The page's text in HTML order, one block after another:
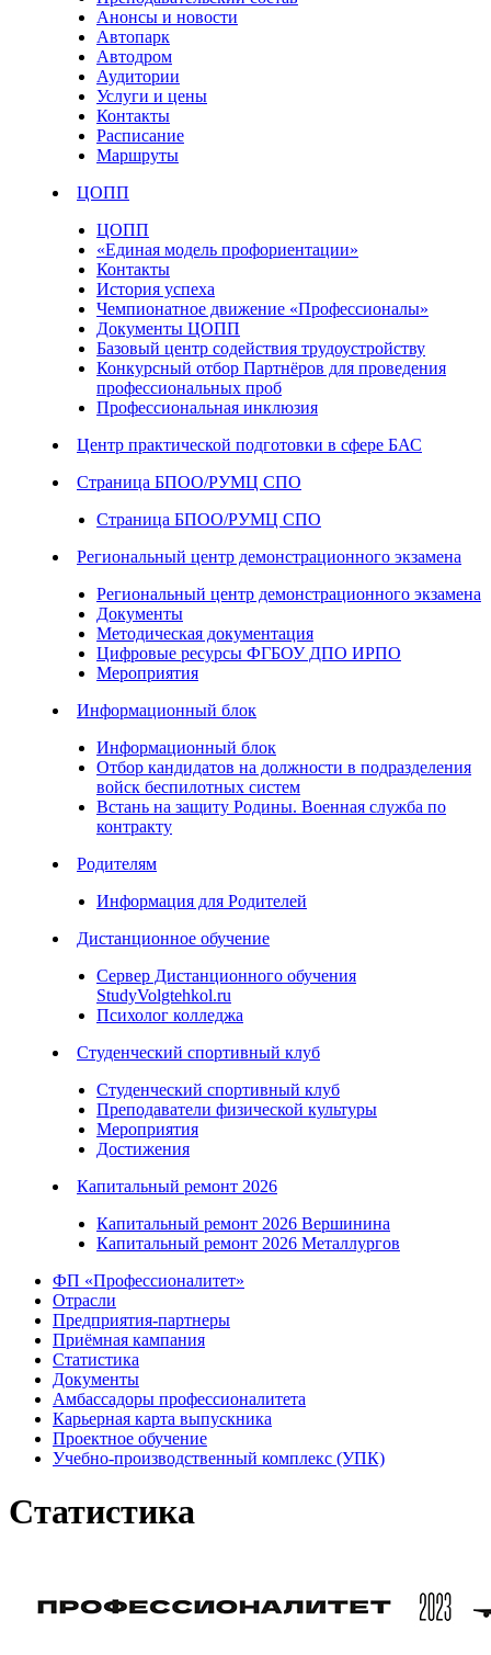
Анонсы и новости
Автопарк
Автодром
Аудитории
Услуги и цены
Контакты
Расписание
Маршруты
ЦОПП
ЦОПП
«Единая модель профориентации»
Контакты
История успеха
Чемпионатное движение «Профессионалы»
Документы ЦОПП
Базовый центр содействия трудоустройству
Конкурсный отбор Партнёров для проведения
профессиональных проб
Профессиональная инклюзия
Центр практической подготовки в сфере БАС
Страница БПОО/РУМЦ СПО
Страница БПОО/РУМЦ СПО
Региональный центр демонстрационного экзамена
Региональный центр демонстрационного экзамена
Документы
Методическая документация
Цифровые ресурсы ФГБОУ ДПО ИРПО
Мероприятия
Информационный блок
Информационный блок
Отбор кандидатов на должности в подразделения
войск беспилотных систем
Встань на защиту Родины. Военная служба по
контракту
Родителям
Информация для Родителей
Дистанционное обучение
Сервер Дистанционного обучения
StudyVolgtehkol.ru
Психолог колледжа
Студенческий спортивный клуб
Студенческий спортивный клуб
Преподаватели физической культуры
Мероприятия
Достижения
Капитальный ремонт 2026
Капитальный ремонт 2026 Вершинина
Капитальный ремонт 2026 Металлургов
ФП «Профессионалитет»
Отрасли
Предприятия-партнеры
Приёмная кампания
Статистика
Документы
Амбассадоры профессионалитета
Карьерная карта выпускника
Проектное обучение
Учебно-производственный комплекс (УПК)
Статистика